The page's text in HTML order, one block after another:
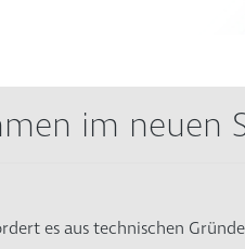
im neuen
es aus technischen